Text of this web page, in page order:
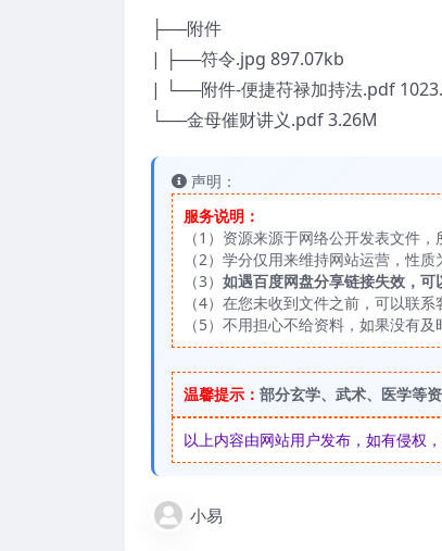
├──附件
| ├──符令.jpg 897.07kb
| └──附件-便捷苻禄加持法.pdf
└──金母催财讲义.pdf 3.26M
声明：
服务说明：
（1）资源来源于网络公开发表文件
（2）学分仅用来维持网站运营，性
（3） 如遇百度网盘分享链接失效，
（4）在您未收到文件之前，可以联
（5）不用担心不给资料，如果没有
温馨提示： 部分玄学、武术、医学等
以上内容由网站用户发布，如有侵权
小易